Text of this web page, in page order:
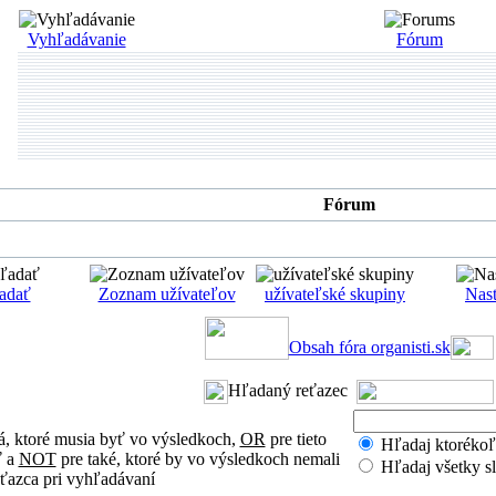
Vyhľadávanie Fórum
Fórum
Zoznam užívateľov užívateľské skupiny
Obsah fóra organisti.sk
Hľadaný reťazec
ktoré musia byť vo výsledkoch, OR pre tieto
a NOTpre také, ktoré by vo výsledkoch nemali
pri vyhľadávaní
Hľadaj
Hľadaj všetky